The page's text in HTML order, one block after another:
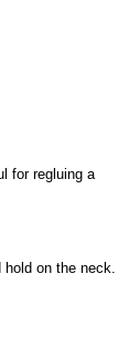
for regluing a
hold on the neck.